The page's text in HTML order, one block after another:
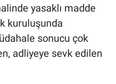
yasaklı madde
kuruluşunda
sonucu çok
adliyeye sevk edilen